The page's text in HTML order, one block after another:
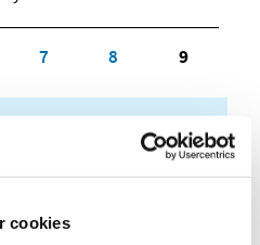
cookies
7 8 9